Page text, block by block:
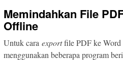
Memindahkan File
Offline
Untuk cara exportfile PDF ke Word
menggunakan beberapa program